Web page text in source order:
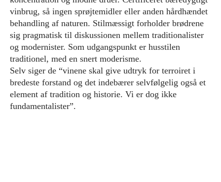
vinbrug, så ingen sprøjtemidler eller anden hårdhændet
behandling af naturen. Stilmæssigt forholder brødrene
sig pragmatisk til diskussionen mellem traditionalister
og modernister. Som udgangspunkt er husstilen
traditionel, med en snert moderisme.
Selv siger de “vinene skal give udtryk for terroiret i
bredeste forstand og det indebærer selvfølgelig også et
element af tradition og historie. Vi er dog ikke
fundamentalister”.